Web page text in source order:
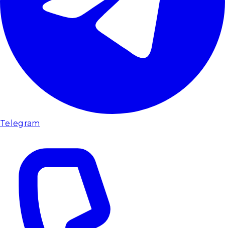
Telegram